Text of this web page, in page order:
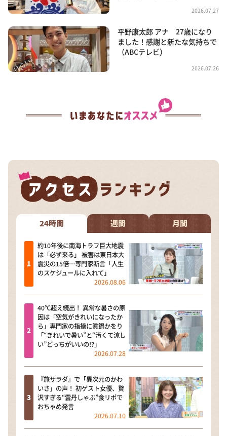
2026.07.27
平野康太郎 アナ 27歳になり
ました！感謝と新たな気持ちで
（ABCテレビ）
2026.07.26
24時間 週間 月間
約10年後に南海トラフ巨大地震
は「必ず来る」 被害は東日本大
震災の15倍…専門家断言「人生
のスケジュールに入れて」
2026.08.06
40℃超え続出！ 異常な暑さの原
因は「空気がきれいになったか
ら」専門家の指摘に眞鍋かをり
「“きれいで暑い”と“汚くて涼し
い”どっちがいいの!?」
2026.07.28
『旅サラダ』で「異次元のかわ
いさ」の声！ 初ゲスト女優、贅
沢すぎる“雲丹しゃぶ”食リポで
おちゃめ発言
2026.07.10